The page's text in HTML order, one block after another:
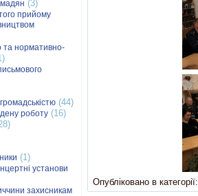
(3)
прийому
та нормативно-
(44)
роботу (16)
(1)
установи
захисникам
Опубліковано в категорії: